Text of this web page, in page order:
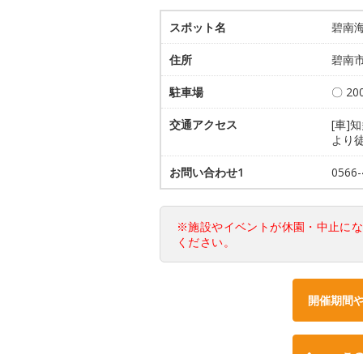
スポット名 碧南
住所 碧南
駐車場 〇
交通アクセス
[車]
より
お問い合わせ1
※施設やイベントが休園・中止に
ください。
開催期間